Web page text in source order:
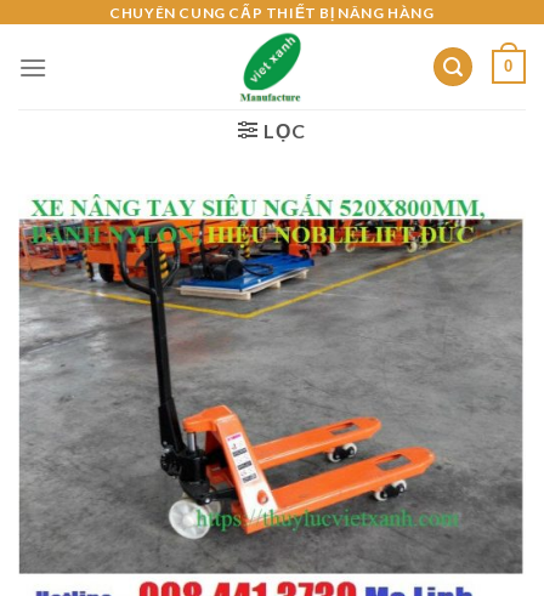
content
CHUYÊN CUNG CẤP THIẾT BỊ NÂNG HÀNG
0
LỌC